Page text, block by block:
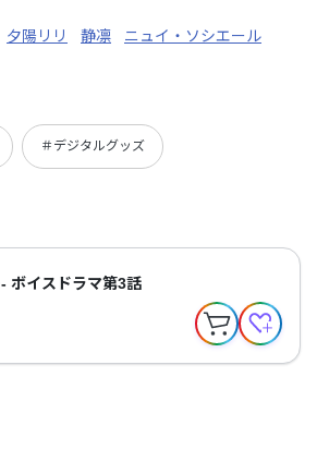
夕陽リリ 静凛 ニュイ・ソシエール
＃デジタルグッズ
ボイスドラマ第3話